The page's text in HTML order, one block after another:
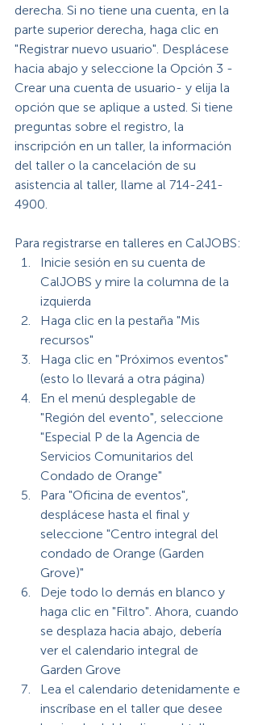
derecha. Si no tiene una cuenta, en la
parte superior derecha, haga clic en
"Registrar nuevo usuario". Desplácese
hacia abajo y seleccione la Opción 3 -
Crear una cuenta de usuario- y elija la
opción que se aplique a usted. Si tiene
preguntas sobre el registro, la
inscripción en un taller, la información
del taller o la cancelación de su
asistencia al taller, llame al 714-241-
4900.
Para registrarse en talleres en CalJOBS:
Inicie sesión en su cuenta de
CalJOBS y mire la columna de la
izquierda
Haga clic en la pestaña "Mis
recursos"
Haga clic en "Próximos eventos"
(esto lo llevará a otra página)
En el menú desplegable de
"Región del evento", seleccione
"Especial P de la Agencia de
Servicios Comunitarios del
Condado de Orange"
Para "Oficina de eventos",
desplácese hasta el final y
seleccione "Centro integral del
condado de Orange (Garden
Grove)"
Deje todo lo demás en blanco y
haga clic en "Filtro". Ahora, cuando
se desplaza hacia abajo, debería
ver el calendario integral de
Garden Grove
Lea el calendario detenidamente e
inscríbase en el taller que desee